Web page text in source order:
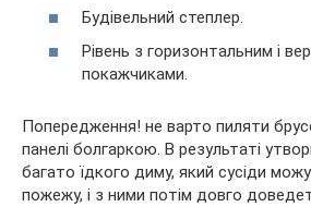
Будівельний степлер.
Рівень з горизонтальним і
покажчиками.
Попередження! не варто пиляти
панелі болгаркою. В результаті
багато їдкого диму, який сусіди
пожежу, і з ними потім довго